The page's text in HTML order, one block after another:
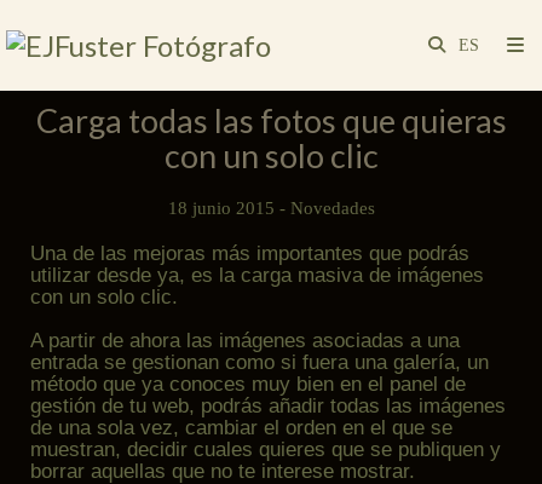
Carga todas las fotos que quieras
con un solo clic
18 junio 2015 - Novedades
Una de las mejoras más importantes que podrás
utilizar desde ya, es la carga masiva de imágenes
con un solo clic.
A partir de ahora las imágenes asociadas a una
entrada se gestionan como si fuera una galería, un
método que ya conoces muy bien en el panel de
gestión de tu web, podrás añadir todas las imágenes
de una sola vez, cambiar el orden en el que se
muestran, decidir cuales quieres que se publiquen y
borrar aquellas que no te interese mostrar.